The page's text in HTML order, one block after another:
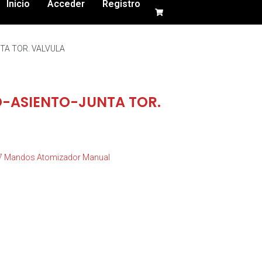
Inicio Acceder Registro
TOR. VALVULA
ASIENTO-JUNTA TOR.
Mandos Atomizador Manual